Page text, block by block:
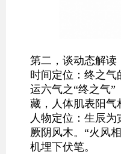
第二，谈动态解读
时间定位：终之气
运六气之“终之气”
藏，人体肌表阳气
人物定位：生辰
厥阴风木。“火风
机埋下伏笔。